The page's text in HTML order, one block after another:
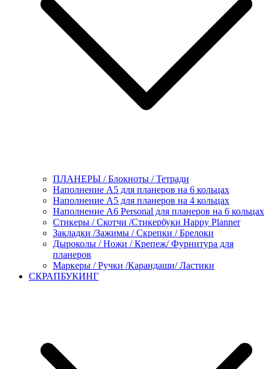
ПЛАНЕРЫ / Блокноты / Тетради
Наполнение А5 для планеров на 6 кольцах
Наполнение А5 для планеров на 4 кольцах
Наполнение А6 Personal для планеров на 6 кольцах
Стикеры / Скотчи /Стикербуки Happy Planner
Закладки /Зажимы / Скрепки / Брелоки
Дыроколы / Ножи / Крепеж/ Фурнитура для
планеров
Маркеры / Ручки /Карандаши/ Ластики
СКРАПБУКИНГ